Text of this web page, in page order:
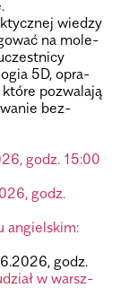
wie­dzy
na mole­
5D, opra­
pozwa­lają
bez­
godz. 15:00
godz.
angiel­skim:
godz.
w warsz­